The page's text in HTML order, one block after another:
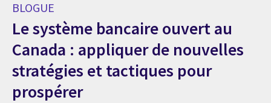
BLOGUE
Le système bancaire ouvert au
Canada : appliquer de nouvelles
stratégies et tactiques pour
prospérer